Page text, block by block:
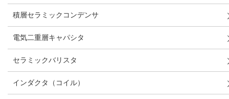
積層セラミックコンデンサ
電気二重層キャパシタ
セラミックバリスタ
インダクタ（コイル）